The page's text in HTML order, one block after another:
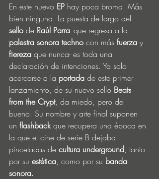
En este nuevo EP hay poca broma. Más
bien ninguna. La puesta de largo del
sello de Raúl Parra -que regresa a la
palestra sonora techno con más fuerza y
fiereza que nunca- es toda una
declaración de intenciones. Ya solo
acercarse a la portada de este primer
lanzamiento, de su nuevo sello Beats
from the Crypt, da miedo, pero del
bueno. Su nombre y arte final suponen
un flashback que recupera una época en
la que el cine de serie B dejaba
pinceladas de cultura underground, tanto
por su estética, como por su banda
sonora.